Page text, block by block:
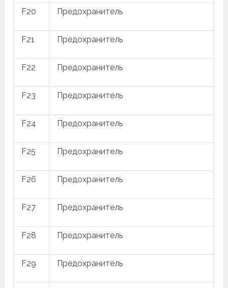
F20 Предохранитель
F21 Предохранитель
F22 Предохранитель
F23 Предохранитель
F24 Предохранитель
F25 Предохранитель
F26 Предохранитель
F27 Предохранитель
F28 Предохранитель
F29 Предохранитель